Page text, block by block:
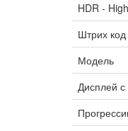
HDR -
Штрих код
Модель
Дисплей с